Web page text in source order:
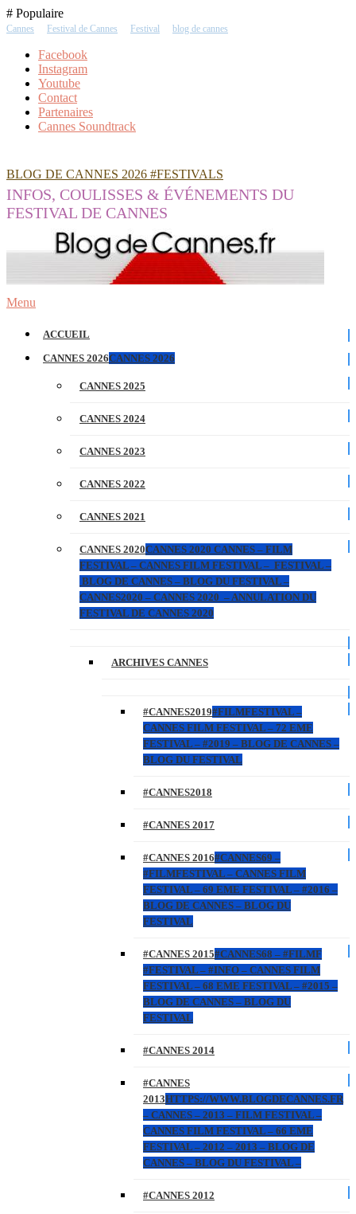
Skip
To
# Populaire
Cannes Festival de Cannes Festival blog de cannes
Facebook
Instagram
Youtube
Contact
Partenaires
Cannes Soundtrack
BLOG DE CANNES 2026 #FESTIVALS
INFOS, COULISSES & ÉVÉNEMENTS DU
FESTIVAL DE CANNES
Menu
ACCUEIL
CANNES 2026CANNES 2026
CANNES 2025
CANNES 2024
CANNES 2023
CANNES 2022
CANNES 2021
CANNES 2020CANNES 2020 CANNES – FILM
FESTIVAL – CANNES FILM FESTIVAL – FESTIVAL –
BLOG DE CANNES – BLOG DU FESTIVAL –
CANNES2020 – CANNES 2020 – ANNULATION DU
FESTIVAL DE CANNES 2020
ARCHIVES CANNES
#CANNES2019#FILMFESTIVAL –
CANNES FILM FESTIVAL – 72 EME
FESTIVAL – #2019 – BLOG DE CANNES –
BLOG DU FESTIVAL
#CANNES2018
#CANNES 2017
#CANNES 2016#CANNES69 –
#FILMFESTIVAL – CANNES FILM
FESTIVAL – 69 EME FESTIVAL – #2016 –
BLOG DE CANNES – BLOG DU
FESTIVAL
#CANNES 2015#CANNES68 – #FILMF
#FESTIVAL – #INFO – CANNES FILM
FESTIVAL – 68 EME FESTIVAL – #2015 –
BLOG DE CANNES – BLOG DU
FESTIVAL
#CANNES 2014
#CANNES
2013HTTPS://WWW.BLOGDECANNES.FR
– CANNES – 2013 – FILM FESTIVAL –
CANNES FILM FESTIVAL – 66 EME
FESTIVAL – 2012 – 2013 – BLOG DE
CANNES – BLOG DU FESTIVAL –
#CANNES 2012